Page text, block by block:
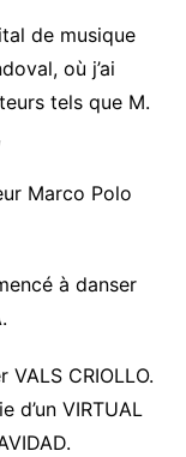
de musique
où j’ai
tels que M.
Marco Polo
à danser
VALS CRIOLLO.
d’un VIRTUAL